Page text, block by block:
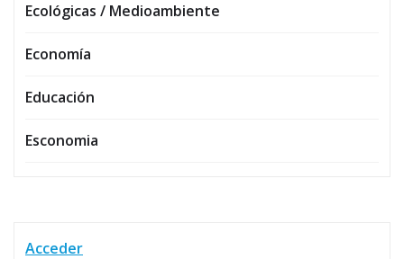
Ecológicas / Medioambiente
Economía
Educación
Esconomia
Acceder